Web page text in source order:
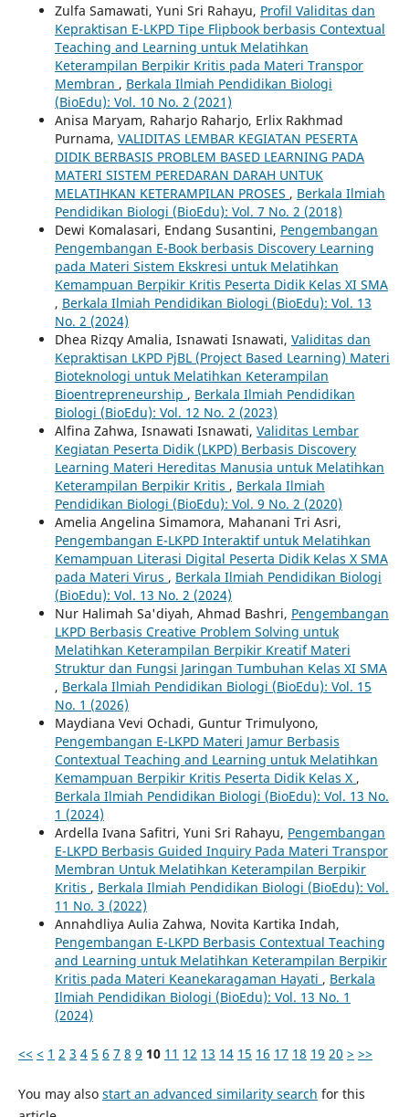
Zulfa Samawati, Yuni Sri Rahayu, Profil Validitas dan
Kepraktisan E-LKPD Tipe Flipbook berbasis Contextual
Teaching and Learning untuk Melatihkan
Keterampilan Berpikir Kritis pada Materi Transpor
Membran , Berkala Ilmiah Pendidikan Biologi
(BioEdu): Vol. 10 No. 2 (2021)
Anisa Maryam, Raharjo Raharjo, Erlix Rakhmad
Purnama, VALIDITAS LEMBAR KEGIATAN PESERTA
DIDIK BERBASIS PROBLEM BASED LEARNING PADA
MATERI SISTEM PEREDARAN DARAH UNTUK
MELATIHKAN KETERAMPILAN PROSES , Berkala Ilmiah
Pendidikan Biologi (BioEdu): Vol. 7 No. 2 (2018)
Dewi Komalasari, Endang Susantini, Pengembangan
Pengembangan E-Book berbasis Discovery Learning
pada Materi Sistem Ekskresi untuk Melatihkan
Kemampuan Berpikir Kritis Peserta Didik Kelas XI SMA
, Berkala Ilmiah Pendidikan Biologi (BioEdu): Vol. 13
No. 2 (2024)
Dhea Rizqy Amalia, Isnawati Isnawati, Validitas dan
Kepraktisan LKPD PjBL (Project Based Learning) Materi
Bioteknologi untuk Melatihkan Keterampilan
Bioentrepreneurship , Berkala Ilmiah Pendidikan
Biologi (BioEdu): Vol. 12 No. 2 (2023)
Alfina Zahwa, Isnawati Isnawati, Validitas Lembar
Kegiatan Peserta Didik (LKPD) Berbasis Discovery
Learning Materi Hereditas Manusia untuk Melatihkan
Keterampilan Berpikir Kritis , Berkala Ilmiah
Pendidikan Biologi (BioEdu): Vol. 9 No. 2 (2020)
Amelia Angelina Simamora, Mahanani Tri Asri,
Pengembangan E-LKPD Interaktif untuk Melatihkan
Kemampuan Literasi Digital Peserta Didik Kelas X SMA
pada Materi Virus , Berkala Ilmiah Pendidikan Biologi
(BioEdu): Vol. 13 No. 2 (2024)
Nur Halimah Sa'diyah, Ahmad Bashri, Pengembangan
LKPD Berbasis Creative Problem Solving untuk
Melatihkan Keterampilan Berpikir Kreatif Materi
Struktur dan Fungsi Jaringan Tumbuhan Kelas XI SMA
, Berkala Ilmiah Pendidikan Biologi (BioEdu): Vol. 15
No. 1 (2026)
Maydiana Vevi Ochadi, Guntur Trimulyono,
Pengembangan E-LKPD Materi Jamur Berbasis
Contextual Teaching and Learning untuk Melatihkan
Kemampuan Berpikir Kritis Peserta Didik Kelas X ,
Berkala Ilmiah Pendidikan Biologi (BioEdu): Vol. 13 No.
1 (2024)
Ardella Ivana Safitri, Yuni Sri Rahayu, Pengembangan
E-LKPD Berbasis Guided Inquiry Pada Materi Transpor
Membran Untuk Melatihkan Keterampilan Berpikir
Kritis , Berkala Ilmiah Pendidikan Biologi (BioEdu): Vol.
11 No. 3 (2022)
Annahdliya Aulia Zahwa, Novita Kartika Indah,
Pengembangan E-LKPD Berbasis Contextual Teaching
and Learning untuk Melatihkan Keterampilan Berpikir
Kritis pada Materi Keanekaragaman Hayati , Berkala
Ilmiah Pendidikan Biologi (BioEdu): Vol. 13 No. 1
(2024)
<< < 1 2 3 4 5 6 7 8 9 10 11 12 13 14 15 16 17 18 19 20 > >>
You may also start an advanced similarity search for this